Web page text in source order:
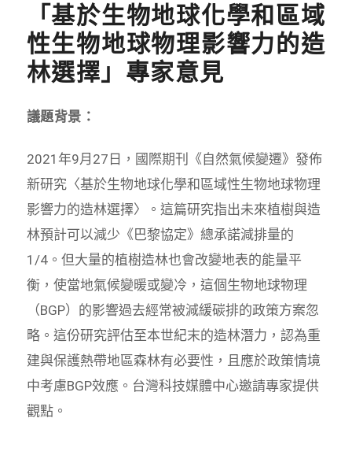
「基於生物地球化學和區域
性生物地球物理影響力的造
林選擇」專家意見
議題背景：
2021年9月27日，國際期刊《自然氣候變遷》發佈
新研究〈基於生物地球化學和區域性生物地球物理
影響力的造林選擇〉。這篇研究指出未來植樹與造
林預計可以減少《巴黎協定》總承諾減排量的
1/4。但大量的植樹造林也會改變地表的能量平
衡，使當地氣候變暖或變冷，這個生物地球物理
（BGP）的影響過去經常被減緩碳排的政策方案忽
略。這份研究評估至本世紀末的造林潛力，認為重
建與保護熱帶地區森林有必要性，且應於政策情境
中考慮BGP效應。台灣科技媒體中心邀請專家提供
觀點。